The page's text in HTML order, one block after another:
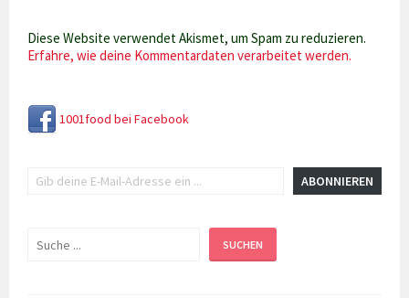
Diese Website verwendet Akismet, um Spam zu reduzieren.
Erfahre, wie deine Kommentardaten verarbeitet werden.
1001food bei Facebook
ABONNIEREN
Suchen SUCHEN